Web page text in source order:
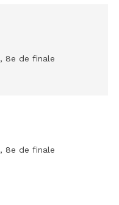
, 8e de finale
, 8e de finale